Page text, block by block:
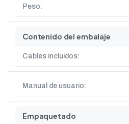
Peso:
Contenido del embalaje
Cables incluidos:
Manual de usuario:
Empaquetado